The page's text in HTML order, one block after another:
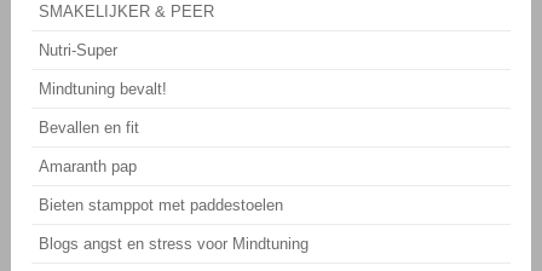
SMAKELIJKER & PEER
Nutri-Super
Mindtuning bevalt!
Bevallen en fit
Amaranth pap
Bieten stamppot met paddestoelen
Blogs angst en stress voor Mindtuning